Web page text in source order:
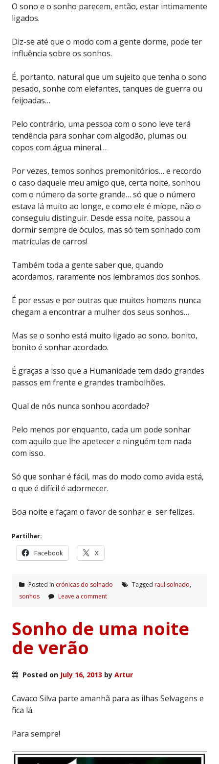
O sono e o sonho parecem, então, estar intimamente
ligados.
Diz-se até que o modo com a gente dorme, pode ter
influência sobre os sonhos.
É, portanto, natural que um sujeito que tenha o sono
pesado, sonhe com elefantes, tanques de guerra ou
feijoadas…
Pelo contrário, uma pessoa com o sono leve terá
tendência para sonhar com algodão, plumas ou
copos com água mineral…
Por vezes, temos sonhos premonitórios… e recordo
o caso daquele meu amigo que, certa noite, sonhou
com o número da sorte grande… só que o número
estava lá muito ao longe, e como ele é míope, não o
conseguiu distinguir. Desde essa noite, passou a
dormir sempre de óculos, mas só tem sonhado com
matrículas de carros!
Também toda a gente saber que, quando
acordamos, raramente nos lembramos dos sonhos.
É por essas e por outras que muitos homens nunca
chegam a encontrar a mulher dos seus sonhos…
Mas se o sonho está muito ligado ao sono, bonito,
bonito é sonhar acordado.
É graças a isso que a Humanidade tem dado grandes
passos em frente e grandes trambolhões.
Qual de nós nunca sonhou acordado?
Pelo menos por enquanto, cada um pode sonhar
com aquilo que lhe apetecer e ninguém tem nada
com isso.
Só que sonhar é fácil, mas do modo como avida está,
o que é difícil é adormecer.
Boa noite e façam o favor de sonhar e ser felizes.
Partilhar:
Facebook X
Posted in crónicas do solnado Tagged raul solnado,
sonhos
Leave a comment
Sonho de uma noite
de verão
Posted on July 16, 2013 by Artur
Cavaco Silva parte amanhã para as ilhas Selvagens e
fica lá.
Para sempre!